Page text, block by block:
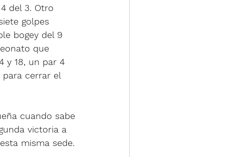
del 3. Otro
golpes
bogey del 9
que
y 18, un par 4
cerrar el
cuando sabe
victoria a
misma sede.